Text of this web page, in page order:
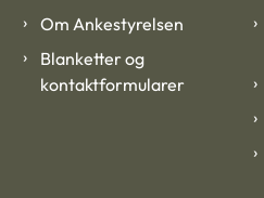
Om Ankestyrelsen
Blanketter og
kontaktformularer